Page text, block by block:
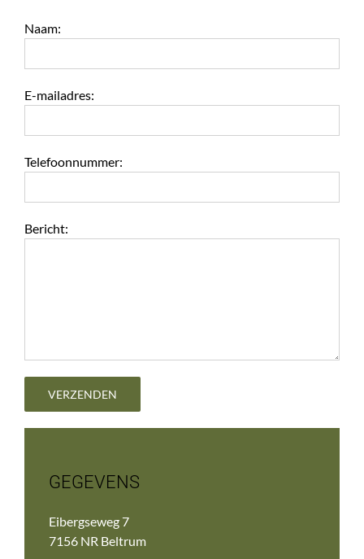
Naam:
E-mailadres:
Telefoonnummer:
Bericht:
GEGEVENS
Eibergseweg 7
7156 NR Beltrum